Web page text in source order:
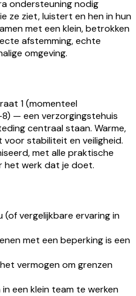
ondersteuning nodig
ze ziet, luistert en hen in hun
met een klein, betrokken
afstemming, echte
omgeving.
1 (momenteel
— een verzorgingstehuis
centraal staan. Warme,
voor stabiliteit en veiligheid.
met alle praktische
het werk dat je doet.
(of vergelijkbare ervaring in
met een beperking is een
vermogen om grenzen
een klein team te werken